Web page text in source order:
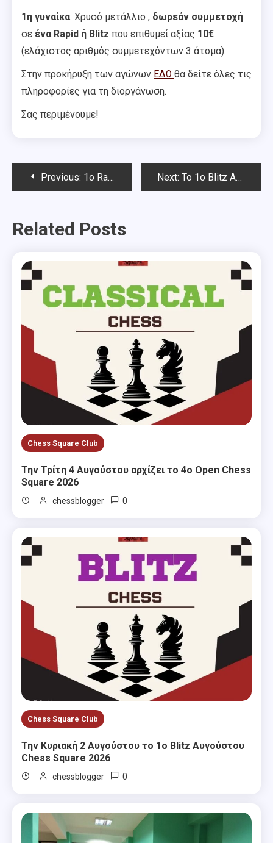
1η γυναίκα: Χρυσό μετάλλιο , δωρεάν συμμετοχή
σε ένα Rapid ή Blitz που επιθυμεί αξίας 10€
(ελάχιστος αριθμός συμμετεχόντων 3 άτομα).
Στην προκήρυξη των αγώνων ΕΔΩ θα δείτε όλες τις
πληροφορίες για τη διοργάνωση.
Σας περιμένουμε!
PostPrevious: 1o Rapid Αυγούστου 2025 CHESS SQUARE-Αποτελέσματα Next: Το 1ο Blitz Αυγούστου 2025 CHESS SQUARE-Αποτελέσματα
Related Posts
Chess Square Club
Την Τρίτη 4 Αυγούστου αρχίζει το 4ο Open Chess
Square 2026
chessblogger 0
Chess Square Club
Την Κυριακή 2 Αυγούστου το 1ο Blitz Αυγούστου
Chess Square 2026
chessblogger 0